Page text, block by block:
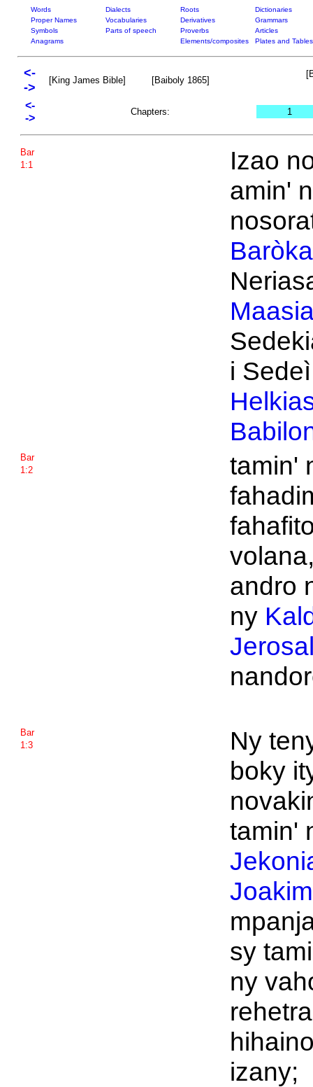
Words Dialects Roots
Dictionaries
Proper Names
Vocabularies Derivatives
Grammars
Symbols
Parts of speech Proverbs
Articles
Anagrams
Elements/composites Plates and Tables
<-
->
[King James Bible] [Baiboly 1865]
<-
->
Chapters: 1
Bar
1:1
Izao
amin'
Baròka
i
Bar
1:2
tamin'
andro
ny
Bar
1:3
Ny
boky
tamin'
sy
ny
izany;